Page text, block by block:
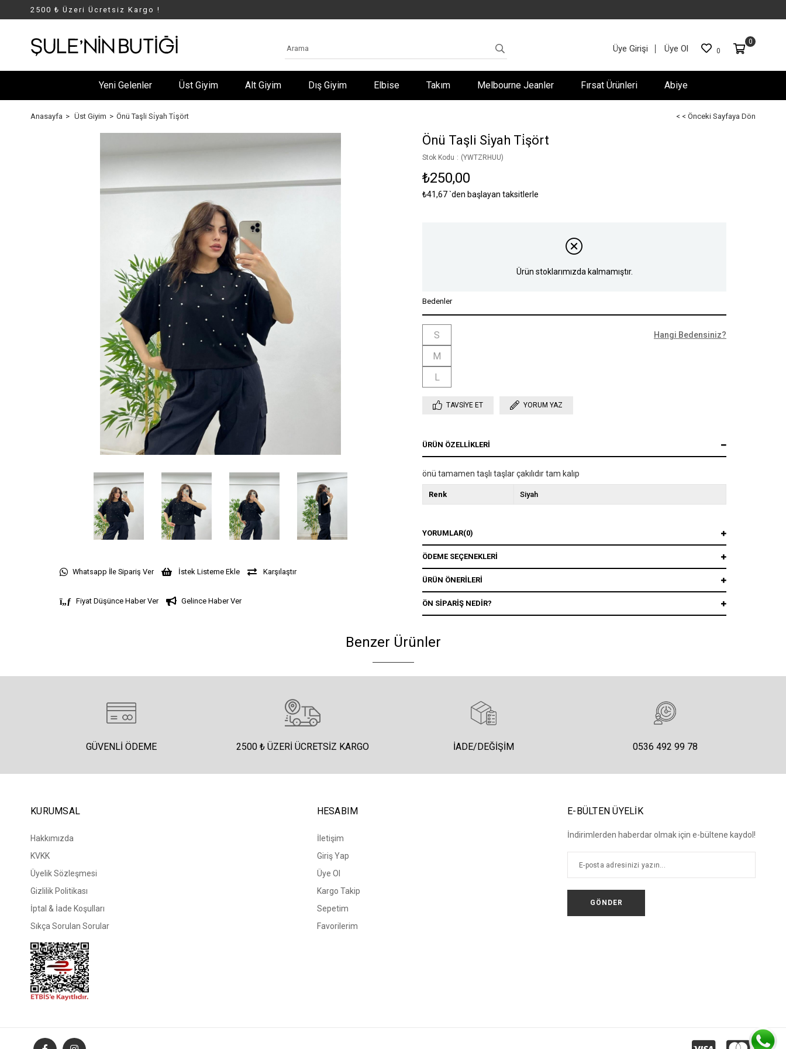
2500 ₺ Üzeri Ücretsiz Kargo !
0
0
Üye Girişi Üye Ol
Yeni Gelenler Üst Giyim Alt Giyim Dış Giyim Elbise Takım Melbourne Jeanler Fırsat Ürünleri Abiye
Anasayfa Üst Giyim Önü Taşli Si̇yah Ti̇şört < < Önceki Sayfaya Dön
Whatsapp İle Sipariş Ver İstek Listeme Ekle Karşılaştır
Fiyat Düşünce Haber Ver Gelince Haber Ver
Önü Taşli Si̇yah Ti̇şört
Stok Kodu (YWTZRHUU)
₺250,00
₺41,67`den başlayan taksitlerle
Ürün stoklarımızda kalmamıştır.
Bedenler
S
M
L
Hangi Bedensiniz?
TAVSIYE ET YORUM YAZ
ÜRÜN ÖZELLIKLERI
önü tamamen taşlı taşlar çakılıdır tam kalıp
Renk Siyah
YORUMLAR(0)
ÖDEME SEÇENEKLERI
ÜRÜN ÖNERILERI
ÖN SIPARIŞ NEDIR?
Benzer Ürünler
GÜVENLI ÖDEME 2500 ₺ ÜZERI ÜCRETSIZ KARGO İADE/DEĞIŞIM 0536 492 99 78
KURUMSAL
Hakkımızda
KVKK
Üyelik Sözleşmesi
Gizlilik Politikası
İptal & İade Koşulları
Sıkça Sorulan Sorular
HESABIM
İletişim
Giriş Yap
Üye Ol
Kargo Takip
Sepetim
Favorilerim
E-BÜLTEN ÜYELİK
İndirimlerden haberdar olmak için e-bültene kaydol!
GÖNDER